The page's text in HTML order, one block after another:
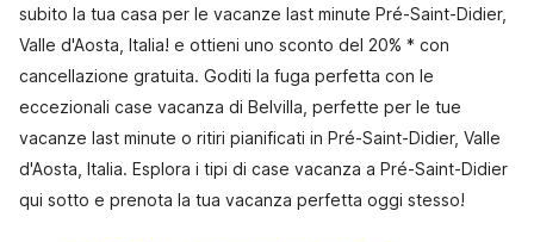
subito la tua casa per le vacanze last minute Pré-Saint-Didier,
Valle d'Aosta, Italia! e ottieni uno sconto del 20% * con
cancellazione gratuita. Goditi la fuga perfetta con le
eccezionali case vacanza di Belvilla, perfette per le tue
vacanze last minute o ritiri pianificati in Pré-Saint-Didier, Valle
d'Aosta, Italia. Esplora i tipi di case vacanza a Pré-Saint-Didier
qui sotto e prenota la tua vacanza perfetta oggi stesso!